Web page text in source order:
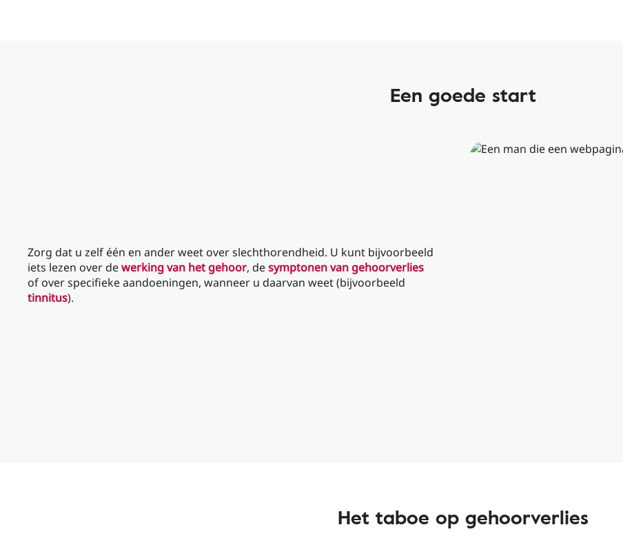
Een goede start
Zorg dat u zelf één en ander weet over slechthorendheid. U kunt bijvoorbeeld
iets lezen over dewerking van het gehoor, desymptonen van gehoorverlies
of over specifieke aandoeningen, wanneer u daarvan weet (bijvoorbeeld
tinnitus).
Het taboe op gehoorverlies